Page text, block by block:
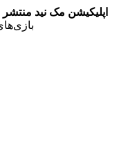
اپلیکیشن مک نید